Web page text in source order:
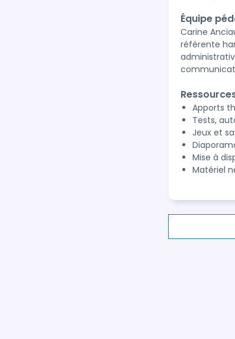
Équipe
Carine
référente
Apports
Tests,
Jeux et
Mise à
Matériel